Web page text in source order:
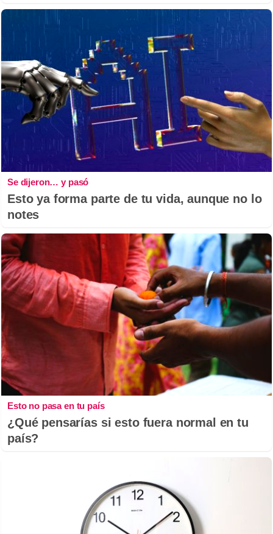
Se dijeron… y pasó
Esto ya forma parte de tu vida, aunque no lo
notes
Esto no pasa en tu país
¿Qué pensarías si esto fuera normal en tu
país?